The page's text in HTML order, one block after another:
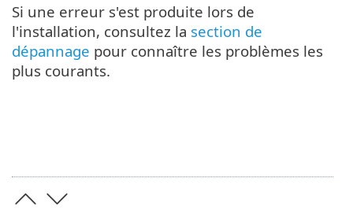
Si une erreur s'est produite lors de
l'installation, consultez la section de
dépannage pour connaître les problèmes les
plus courants.